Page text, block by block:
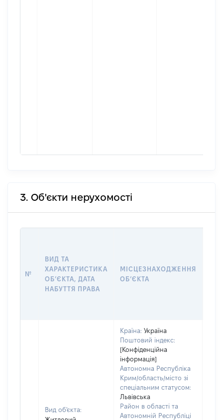
3. Об'єкти нерухомості
№
ВИД ТА
ХАРАКТЕРИСТИКА
ОБʼЄКТА, ДАТА
НАБУТТЯ ПРАВА
МІСЦЕЗНАХОДЖЕННЯ
ОБʼЄКТА
Вид об'єкта:
Країна: Україна
Поштовий індекс:
[Конфіденційна
інформація]
Автономна Республіка
Крим/область/місто зі
спеціальним статусом:
Львівська
Район в області та
Автономній Республіці